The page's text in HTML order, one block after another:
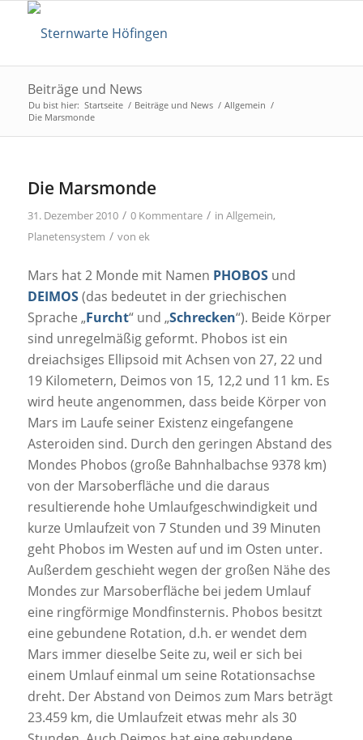
Beiträge und News
Du bist hier: Startseite / Beiträge und News / Allgemein /
Die Marsmonde
Die Marsmonde
31. Dezember 2010 / 0 Kommentare / in Allgemein,
Planetensystem / von ek
Mars hat 2 Monde mit Namen PHOBOSund
DEIMOS(das bedeutet in der griechischen
Sprache „Furcht“ und „Schrecken“). Beide Körper
sind unregelmäßig geformt. Phobos ist ein
dreiachsiges Ellipsoid mit Achsen von 27, 22 und
19 Kilometern, Deimos von 15, 12,2 und 11 km. Es
wird heute angenommen, dass beide Körper von
Mars im Laufe seiner Existenz eingefangene
Asteroiden sind. Durch den geringen Abstand des
Mondes Phobos (große Bahnhalbachse 9378 km)
von der Marsoberfläche und die daraus
resultierende hohe Umlaufgeschwindigkeit und
kurze Umlaufzeit von 7 Stunden und 39 Minuten
geht Phobos im Westen auf und im Osten unter.
Außerdem geschieht wegen der großen Nähe des
Mondes zur Marsoberfläche bei jedem Umlauf
eine ringförmige Mondfinsternis. Phobos besitzt
eine gebundene Rotation, d.h. er wendet dem
Mars immer dieselbe Seite zu, weil er sich bei
einem Umlauf einmal um seine Rotationsachse
dreht. Der Abstand von Deimos zum Mars beträgt
23.459 km, die Umlaufzeit etwas mehr als 30